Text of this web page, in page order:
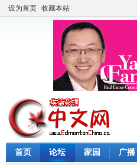
设为首页 收藏本站
首页 论坛 家园 广播